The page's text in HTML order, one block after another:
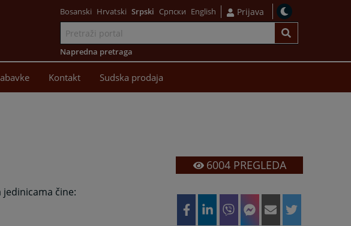
Bosanski Hrvatski Srpski Српски English Prijava
Napredna pretraga
Kontakt Sudska prodaja
čine:
6004PREGLEDA